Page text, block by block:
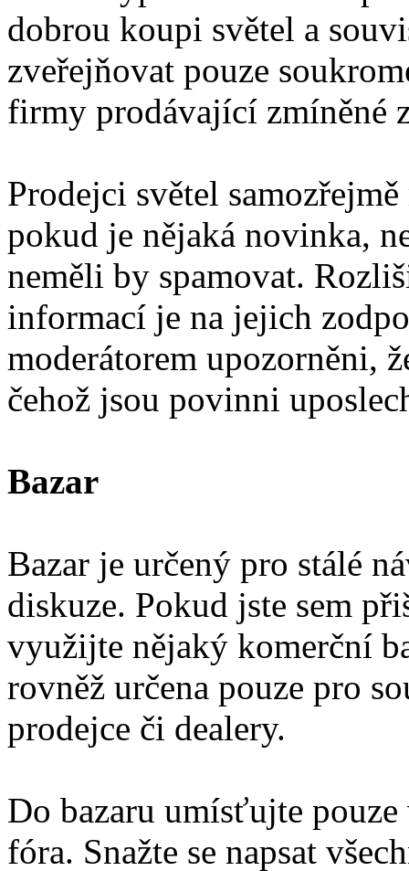
dobrou koupi světel a
zveřejňovat pouze
firmy prodávající zmíněné
Prodejci světel
pokud je nějaká novinka,
neměli by spamovat.
informací je na jejich
moderátorem upozorněni,
čehož jsou povinni
Bazar
Bazar je určený pro stálé
diskuze. Pokud jste sem
využijte nějaký komerční
rovněž určena pouze pro
prodejce či dealery.
Do bazaru umísťujte
fóra. Snažte se napsat